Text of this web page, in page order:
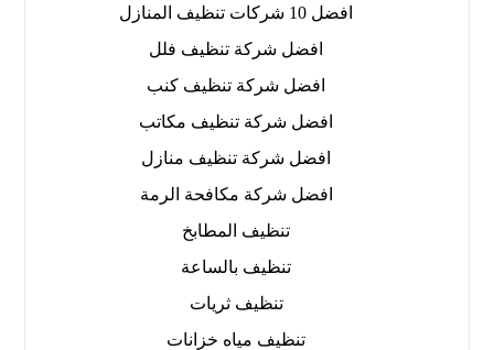
افضل 10 شركات تنظيف المنازل
افضل شركة تنظيف فلل
افضل شركة تنظيف كنب
افضل شركة تنظيف مكاتب
افضل شركة تنظيف منازل
افضل شركة مكافحة الرمة
تنظيف المطابخ
تنظيف بالساعة
تنظيف ثريات
تنظيف مياه خزانات